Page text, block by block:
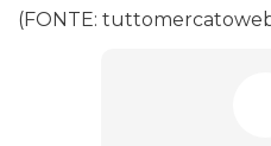
(FONTE: